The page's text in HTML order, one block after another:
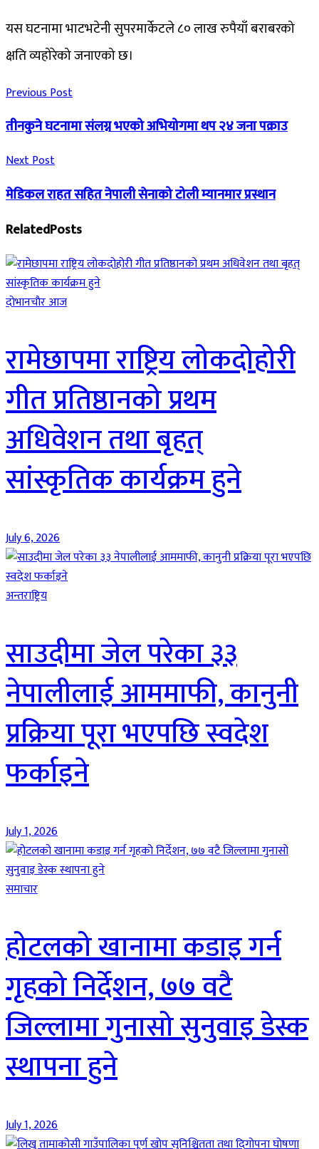
यस घटनामा भाटभटेनी सुपरमार्केटले ८० लाख रुपैयाँ बराबरको
क्षति व्यहोरेको जनाएको छ।
Previous Post
तीनकुने घटनामा संलग्न भएको अभियोगमा थप २४ जना पक्राउ
Next Post
मेडिकल राहत सहित नेपाली सेनाको टोली म्यानमार प्रस्थान
RelatedPosts
दाेभानचाैर आज
रामेछापमा राष्ट्रिय लोकदोहोरी
गीत प्रतिष्ठानको प्रथम
अधिवेशन तथा बृहत्
सांस्कृतिक कार्यक्रम हुने
July 6, 2026
अन्तराष्ट्रिय
साउदीमा जेल परेका ३३
नेपालीलाई आममाफी, कानुनी
प्रक्रिया पूरा भएपछि स्वदेश
फर्काइने
July 1, 2026
समाचार
होटलको खानामा कडाइ गर्न
गृहको निर्देशन, ७७ वटै
जिल्लामा गुनासो सुनुवाइ डेस्क
स्थापना हुने
July 1, 2026